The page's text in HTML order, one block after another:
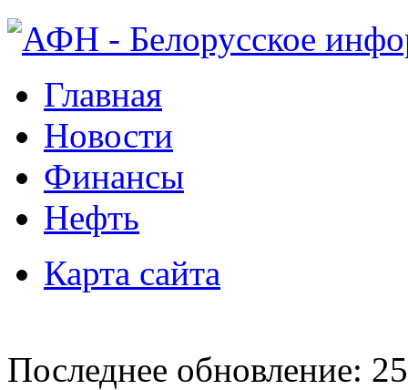
Главная
Новости
Финансы
Нефть
Карта сайта
Последнее обновление: